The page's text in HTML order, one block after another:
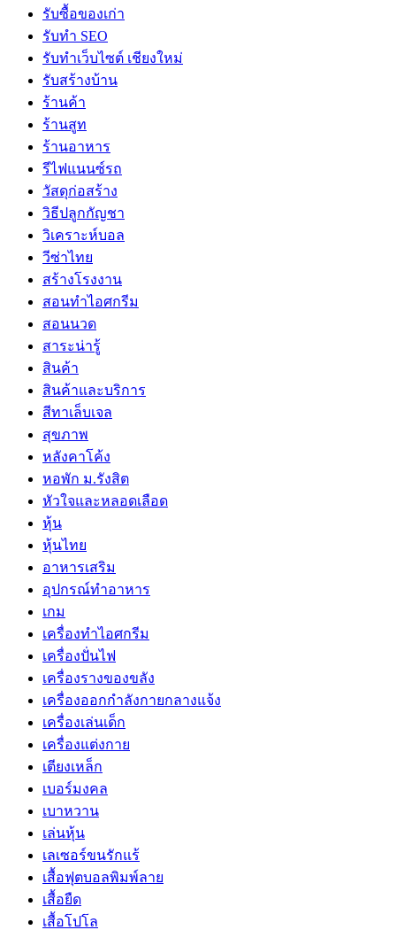
รับซื้อของเก่า
รับทำ SEO
รับทำเว็บไซต์ เชียงใหม่
รับสร้างบ้าน
ร้านค้า
ร้านสูท
ร้านอาหาร
รีไฟแนนซ์รถ
วัสดุก่อสร้าง
วิธีปลูกกัญชา
วิเคราะห์บอล
วีซ่าไทย
สร้างโรงงาน
สอนทำไอศกรีม
สอนนวด
สาระน่ารู้
สินค้า
สินค้าและบริการ
สีทาเล็บเจล
สุขภาพ
หลังคาโค้ง
หอพัก ม.รังสิต
หัวใจและหลอดเลือด
หุ้น
หุ้นไทย
อาหารเสริม
อุปกรณ์ทำอาหาร
เกม
เครื่องทำไอศกรีม
เครื่องปั่นไฟ
เครื่องรางของขลัง
เครื่องออกกำลังกายกลางแจ้ง
เครื่องเล่นเด็ก
เครื่องแต่งกาย
เตียงเหล็ก
เบอร์มงคล
เบาหวาน
เล่นหุ้น
เลเซอร์ขนรักแร้
เสื้อฟุตบอลพิมพ์ลาย
เสื้อยืด
เสื้อโปโล